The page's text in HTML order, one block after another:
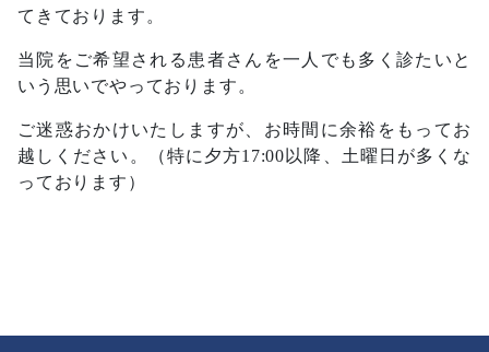
てきております。
当院をご希望される患者さんを一人でも多く診たいと
いう思いでやっております。
ご迷惑おかけいたしますが、お時間に余裕をもってお
越しください。（特に夕方17:00以降、土曜日が多くな
っております）